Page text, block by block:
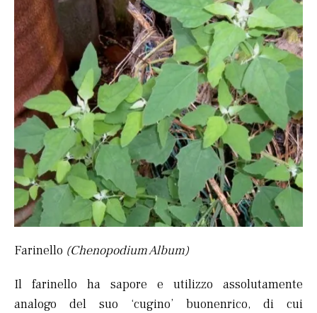
Farinello (Chenopodium Album)
Il farinello ha sapore e utilizzo assolutamente
analogo del suo ‘cugino’ buonenrico, di cui